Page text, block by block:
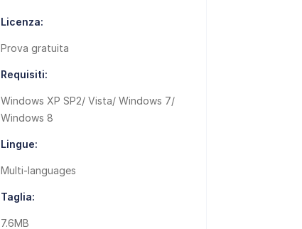
Licenza:
Prova gratuita
Requisiti:
Windows XP SP2/ Vista/ Windows 7/
Windows 8
Lingue:
Multi-languages
Taglia:
7.6MB